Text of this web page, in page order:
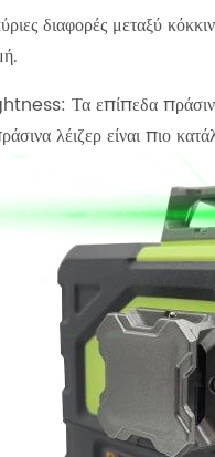
διαφορές μεταξύ
Τα επίπεδα
λέιζερ είναι πιο